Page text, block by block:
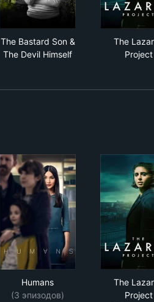
The Bastard Son &
The Devil Himself
The
Project
Humans
(3 эпизодов)
The
Project